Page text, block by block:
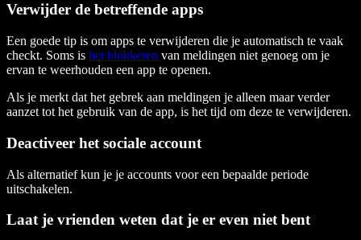
Verwijder de betreffende apps
Een goede tip is om apps te verwijderen die je automatisch te vaak
checkt. Soms is het blokkeren van meldingen niet genoeg om je
ervan te weerhouden een app te openen.
Als je merkt dat het gebrek aan meldingen je alleen maar verder
aanzet tot het gebruik van de app, is het tijd om deze te verwijderen.
Deactiveer het sociale account
Als alternatief kun je je accounts voor een bepaalde periode
uitschakelen.
Laat je vrienden weten dat je er even niet bent